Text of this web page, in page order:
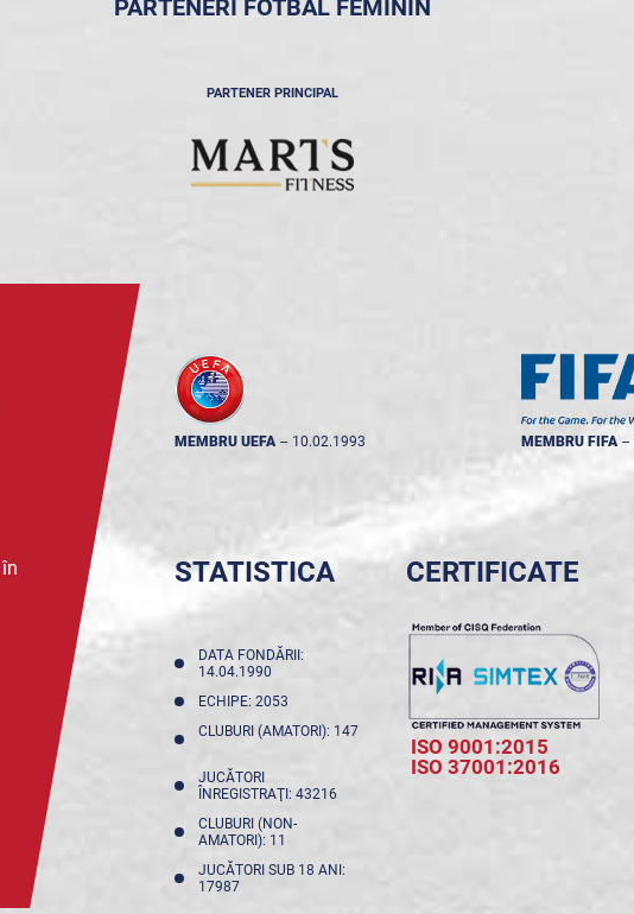
PARTENERI FOTBAL FEMININ
PARTENER PRINCIPAL
MEMBRU UEFA -- 10.02.1993 MEMBRU FIFA --
STATISTICA
DATA FONDĂRII:
14.04.1990
ECHIPE: 2053
CLUBURI (AMATORI): 147
JUCĂTORI
ÎNREGISTRAŢI: 43216
CLUBURI (NON-
AMATORI): 11
JUCĂTORI SUB 18 ANI:
17987
CERTIFICATE
ISO 9001:2015
ISO 37001:2016